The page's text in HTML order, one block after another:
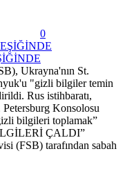
0
Ukrayna'nın St.
"gizli bilgiler temin
Rus istihbaratı,
Petersburg Konsolosu
bilgileri toplamak”
ÇALDI”
(FSB) tarafından sabah